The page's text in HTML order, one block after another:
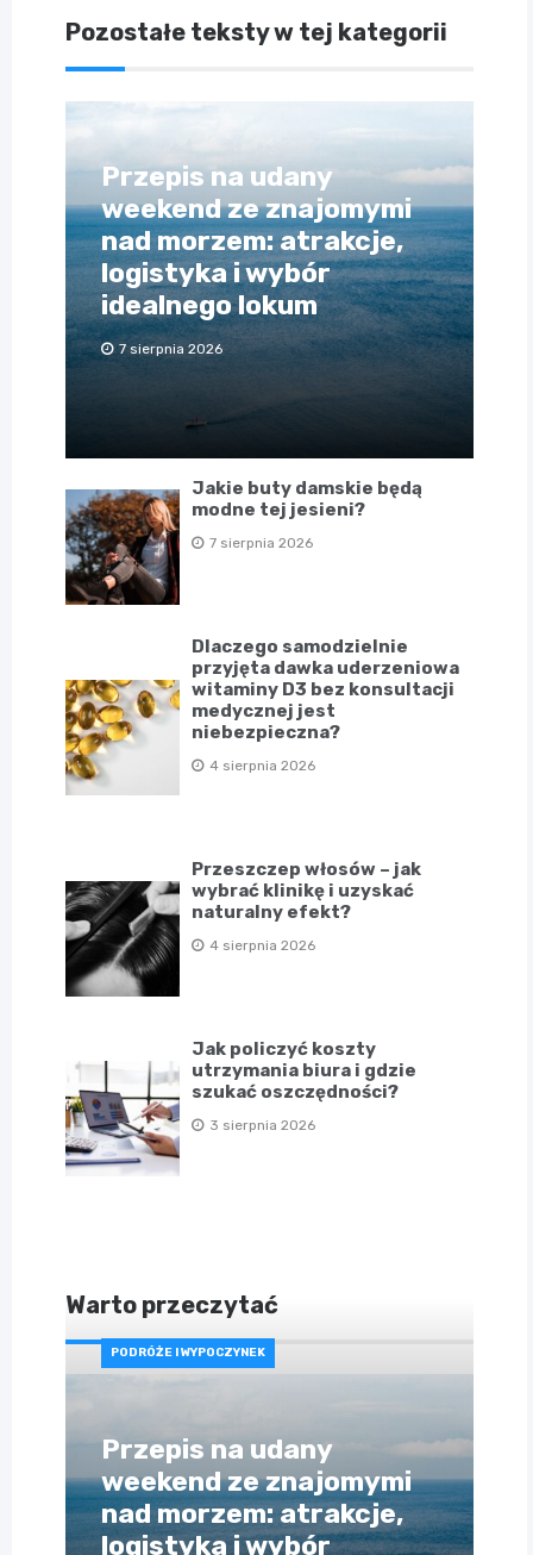
Pozostałe teksty w tej kategorii
Przepis na udany
weekend ze znajomymi
nad morzem: atrakcje,
logistyka i wybór
idealnego lokum
7 sierpnia 2026
Jakie buty damskie będą
modne tej jesieni?
7 sierpnia 2026
Dlaczego samodzielnie
przyjęta dawka uderzeniowa
witaminy D3 bez konsultacji
medycznej jest
niebezpieczna?
4 sierpnia 2026
Przeszczep włosów – jak
wybrać klinikę i uzyskać
naturalny efekt?
4 sierpnia 2026
Jak policzyć koszty
utrzymania biura i gdzie
szukać oszczędności?
3 sierpnia 2026
Warto przeczytać
PODRÓŻE I WYPOCZYNEK
Przepis na udany
weekend ze znajomymi
nad morzem: atrakcje,
logistyka i wybór